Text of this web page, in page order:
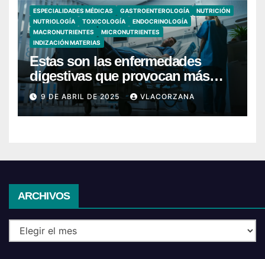
ESPECIALIDADES MÉDICAS GASTROENTEROLOGÍA
NUTRICIÓN
NUTRIOLOGÍA
TOXICOLOGÍA
ENDOCRINOLOGÍA
MACRONUTRIENTES
MICRONUTRIENTES
INDIZACIÓN MATERIAS
Estas son las enfermedades
digestivas que provocan más
hospitalizaciones en España
9 DE ABRIL DE 2025 VLACORZANA
ARCHIVOS